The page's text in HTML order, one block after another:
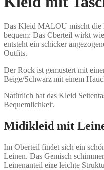
Das Kleid MALOU mischt die
bequem: Das Oberteil wirkt
entsteht ein schicker
Outfits.
Der Rock ist gemustert mit
Beige/Schwarz mit einem
Natürlich hat das Kleid
Bequemlichkeit.
Midikleid mit
Im Oberteil findet sich ein
Leinen. Das Gemisch
Leinenanteil eine leichte